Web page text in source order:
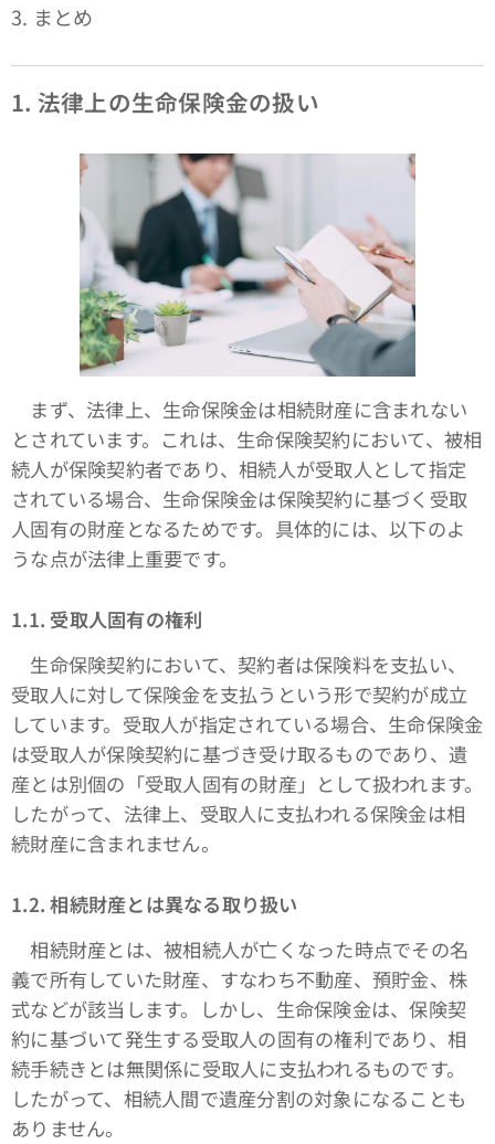
3. まとめ
1. 法律上の生命保険金の扱い
まず、法律上、生命保険金は相続財産に含まれない
とされています。これは、生命保険契約において、被相
続人が保険契約者であり、相続人が受取人として指定
されている場合、生命保険金は保険契約に基づく受取
人固有の財産となるためです。具体的には、以下のよ
うな点が法律上重要です。
1.1. 受取人固有の権利
生命保険契約において、契約者は保険料を支払い、
受取人に対して保険金を支払うという形で契約が成立
しています。受取人が指定されている場合、生命保険金
は受取人が保険契約に基づき受け取るものであり、遺
産とは別個の「受取人固有の財産」として扱われます。
したがって、法律上、受取人に支払われる保険金は相
続財産に含まれません。
1.2. 相続財産とは異なる取り扱い
相続財産とは、被相続人が亡くなった時点でその名
義で所有していた財産、すなわち不動産、預貯金、株
式などが該当します。しかし、生命保険金は、保険契
約に基づいて発生する受取人の固有の権利であり、相
続手続きとは無関係に受取人に支払われるものです。
したがって、相続人間で遺産分割の対象になることも
ありません。